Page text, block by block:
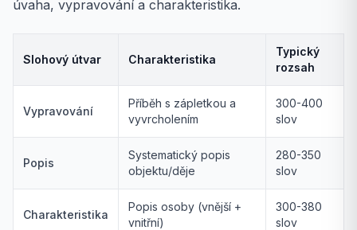
úvaha, vypravování a charakteristika.
Slohový útvar Charakteristika
Typický
rozsah
Vypravování
Příběh s zápletkou a
vyvrcholením
300-400
slov
Popis
Systematický popis
objektu/děje
280-350
slov
Charakteristika
Popis osoby (vnější +
vnitřní)
300-380
slov